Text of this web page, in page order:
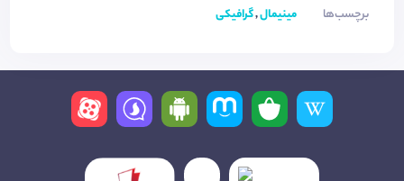
برچسب‌ها
مینیمال,گرافیکی